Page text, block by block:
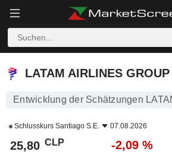
LATAM AIRLINES GROUP S.A.
LATAM AIRLINES
Entwicklung der Schätzungen
Schlusskurs Santiago S.E. 07.08.2026
25,80 CLP -2,09 %